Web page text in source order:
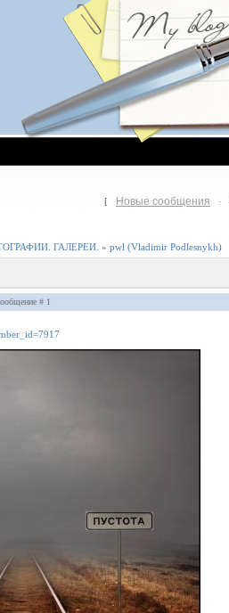
[ Новые сообщения ·
ГАЛЕРЕИ. » pwl (Vladimir Podlesnykh)
# 1